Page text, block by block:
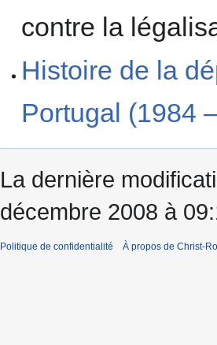
contre la
Histoire de la
Portugal (1984
La dernière
décembre 2008 à
Politique de confidentialité À propos de Christ-